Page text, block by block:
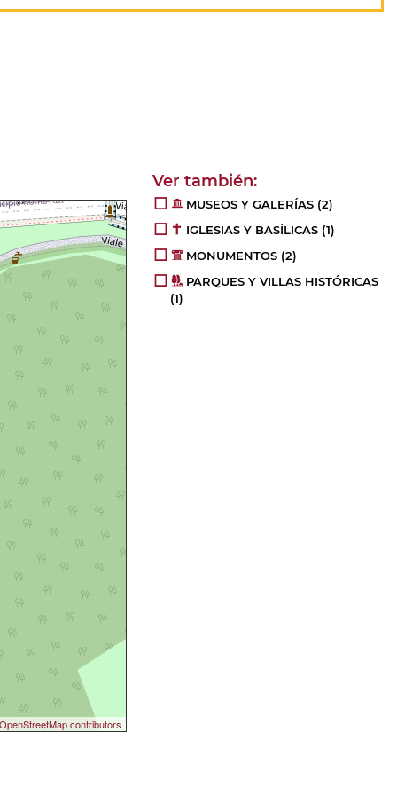
contributors
MUSEOS Y GALERÍAS (2)
IGLESIAS Y BASÍLICAS (1)
MONUMENTOS (2)
PARQUES Y VILLAS HISTÓRICAS
(1)